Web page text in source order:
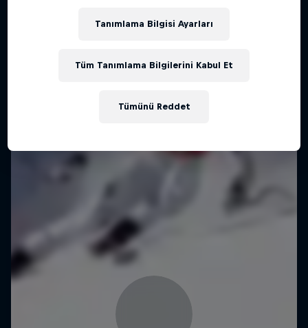
Tanımlama Bilgisi Ayarları
Tümünü Reddet
Tüm Tanımlama Bilgilerini Kabul Et